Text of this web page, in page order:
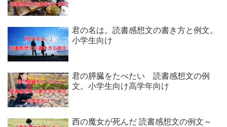
君の名は。読書感想文の書き方と例文。
小学生向け
君の膵臓をたべたい 読書感想文の例
文。小学生向け高学年向け
西の魔女が死んだ 読書感想文の例文～